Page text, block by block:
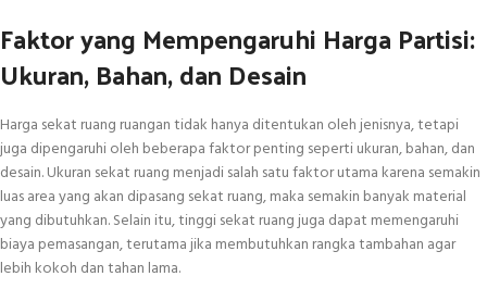
Faktor yang Mempengaruhi Harga Partisi:
Ukuran, Bahan, dan Desain
Harga sekat ruang ruangan tidak hanya ditentukan oleh jenisnya, tetapi
juga dipengaruhi oleh beberapa faktor penting seperti ukuran, bahan, dan
desain. Ukuran sekat ruang menjadi salah satu faktor utama karena semakin
luas area yang akan dipasang sekat ruang, maka semakin banyak material
yang dibutuhkan. Selain itu, tinggi sekat ruang juga dapat memengaruhi
biaya pemasangan, terutama jika membutuhkan rangka tambahan agar
lebih kokoh dan tahan lama.